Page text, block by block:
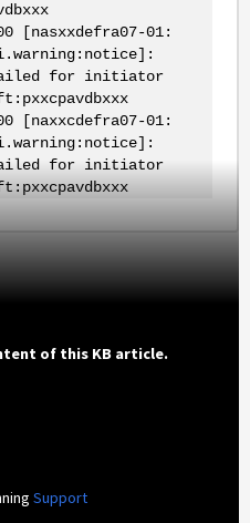
[nasxxdefra07-01:
for initiator
[naxxcdefra07-01:
for initiator
of this KB article.
Support